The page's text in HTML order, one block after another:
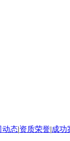
动态|资质荣誉|成功